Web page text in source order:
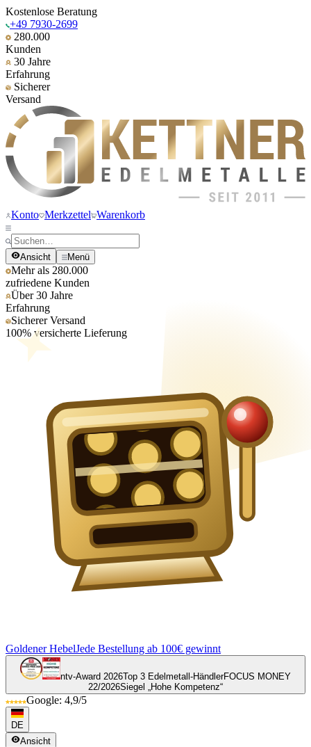
Kostenlose Beratung
+49 7930-2699
280.000
Kunden
30 Jahre
Erfahrung
Sicherer
Versand
Konto Merkzettel Warenkorb
Ansicht Menü
Mehr als 280.000
zufriedene Kunden
Über 30 Jahre
Erfahrung
Sicherer Versand
100% versicherte Lieferung
Goldener HebelJede Bestellung ab 100€ gewinnt
ntv-Award 2026Top 3 Edelmetall-HändlerFOCUS MONEY
22/2026Siegel „Hohe Kompetenz“
Google: 4,9/5
DE
Ansicht